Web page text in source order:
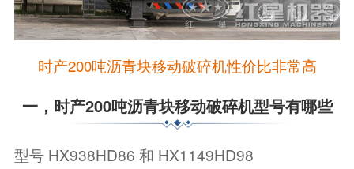
时产200吨沥青块移动破碎机性价比非常高
一，时产200吨沥青块移动破碎机型号有哪些
型号 HX938HD86 和 HX1149HD98